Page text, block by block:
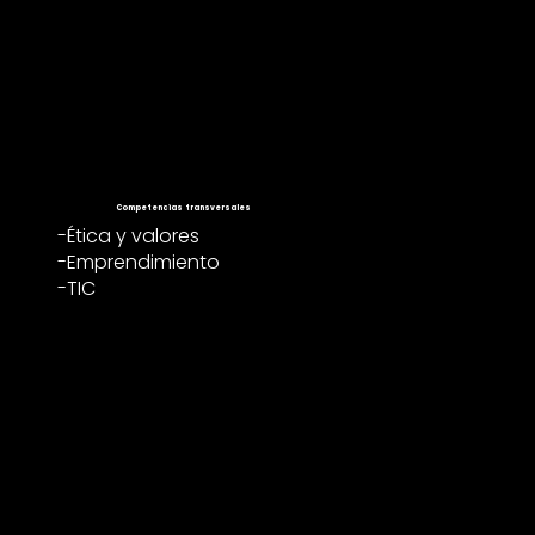
Competencias transversales
-Ética y valores
-Emprendimiento
-TIC